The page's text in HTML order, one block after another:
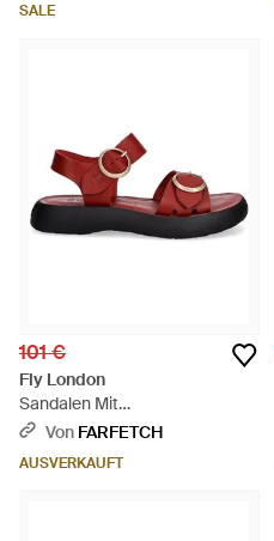
SALE
101 €
Fly London
Sandalen Mit
Schnallenverschluss - Rot
Von FARFETCH
AUSVERKAUFT